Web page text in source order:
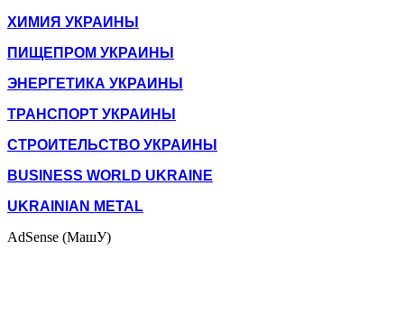
ХИМИЯ УКРАИНЫ
ПИЩЕПРОМ УКРАИНЫ
ЭНЕРГЕТИКА УКРАИНЫ
ТРАНСПОРТ УКРАИНЫ
СТРОИТЕЛЬСТВО УКРАИНЫ
BUSINESS WORLD UKRAINE
UKRAINIAN METAL
AdSense (МашУ)